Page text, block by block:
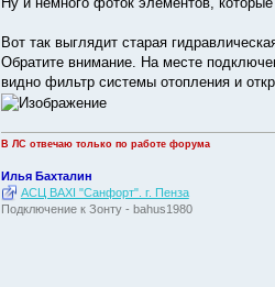
б
е
и
е
Вот так выглядит старая
Обратите внимание. На месте
видно фильтр системы отопления и
В ЛС отвечаю только по работе форума
Илья Бахталин
АСЦ BAXI "Санфорт". г. Пенза
Подключение к Зонту - bahus1980